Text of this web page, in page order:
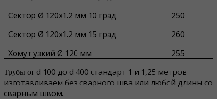
Сектор Ø 120х1.2 мм 10 град
250
Сектор Ø 120х1.2 мм 15 град
260
Хомут узкий Ø 120 мм
255
Трубы от d 100 до d 400 стандарт 1 и 1,25 метров
изготавливаем без сварного шва или любой длины со
сварным швом.